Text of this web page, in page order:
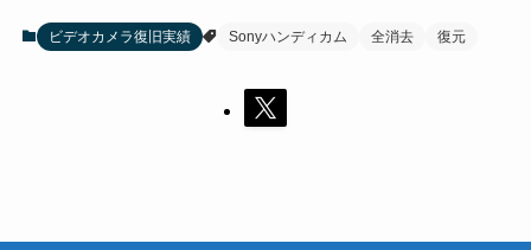
ビデオカメラ復旧実績 Sonyハンディカム 全消去 復元